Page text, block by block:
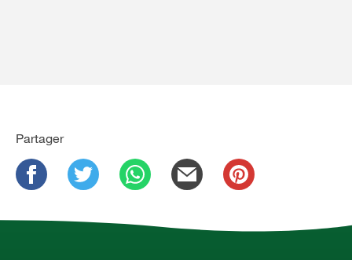
Partager